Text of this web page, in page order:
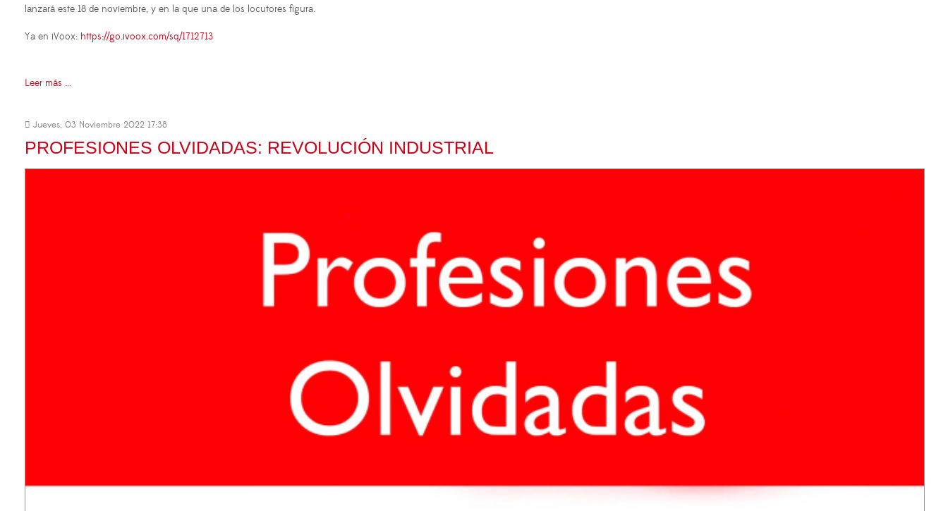
lanzará este 18 de noviembre, y en la que una de los locutores figura.
Ya en iVoox: https://go.ivoox.com/sq/1712713
Leer más ...
Jueves, 03 Noviembre 2022 17:38
PROFESIONES OLVIDADAS: REVOLUCIÓN INDUSTRIAL